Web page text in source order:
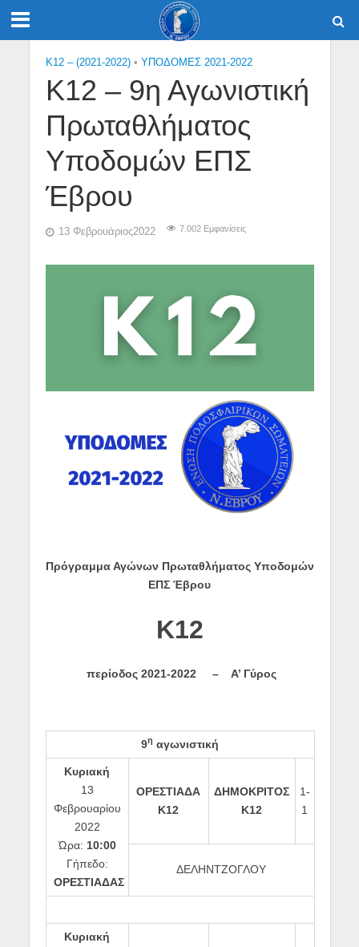
K12 – (2021-2022) • ΥΠΟΔΟΜΕΣ 2021-2022
Κ12 – 9η Αγωνιστική
Πρωταθλήματος
Υποδομών ΕΠΣ
Έβρου
13 Φεβρουάριος2022 7.002 Εμφανίσεις
Πρόγραμμα Αγώνων Πρωταθλήματος Υποδομών
ΕΠΣ Έβρου
K12
περίοδος 2021-2022 – Α’ Γύρος
9η αγωνιστική
Κυριακή
13
Φεβρουαρίου
2022
Ώρα: 10:00
Γήπεδο:
ΟΡΕΣΤΙΑΔΑΣ
ΟΡΕΣΤΙΑΔΑ
Κ12
ΔΗΜΟΚΡΙΤΟΣ
Κ12
1-
1
ΔΕΛΗΝΤΖΟΓΛΟΥ
Κυριακή